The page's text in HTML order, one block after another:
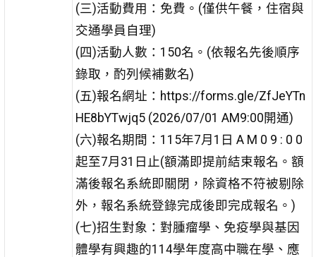
(三)活動費用：免費。(僅供午餐，住宿與
交通學員自理)
(四)活動人數：150名。(依報名先後順序
錄取，酌列候補數名)
(五)報名網址：https://forms.gle/ZfJeYTn
HE8bYTwjq5 (2026/07/01 AM9:00開通)
(六)報名期間：115年7月1日 A M 0 9 : 0 0
起至7月31日止(額滿即提前結束報名。額
滿後報名系統即關閉，除資格不符被剔除
外，報名系統登錄完成後即完成報名。)
(七)招生對象：對腫瘤學、免疫學與基因
體學有興趣的114學年度高中職在學、應